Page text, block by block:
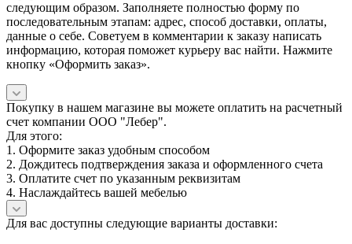
следующим образом. Заполняете полностью форму по
последовательным этапам: адрес, способ доставки, оплаты,
данные о себе. Советуем в комментарии к заказу написать
информацию, которая поможет курьеру вас найти. Нажмите
кнопку «Оформить заказ».
Покупку в нашем магазине вы можете оплатить на расчетный
счет компании ООО "Лебер".
Для этого:
1. Оформите заказ удобным способом
2. Дождитесь подтверждения заказа и оформленного счета
3. Оплатите счет по указанным реквизитам
4. Наслаждайтесь вашей мебелью
Для вас доступны следующие варианты доставки: